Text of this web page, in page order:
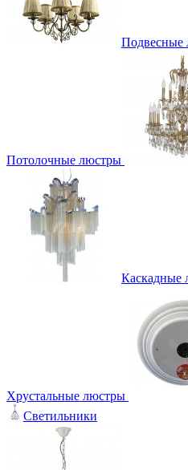
Подвесные
Потолочные люстры
Каскадные
Хрустальные люстры
Светильники